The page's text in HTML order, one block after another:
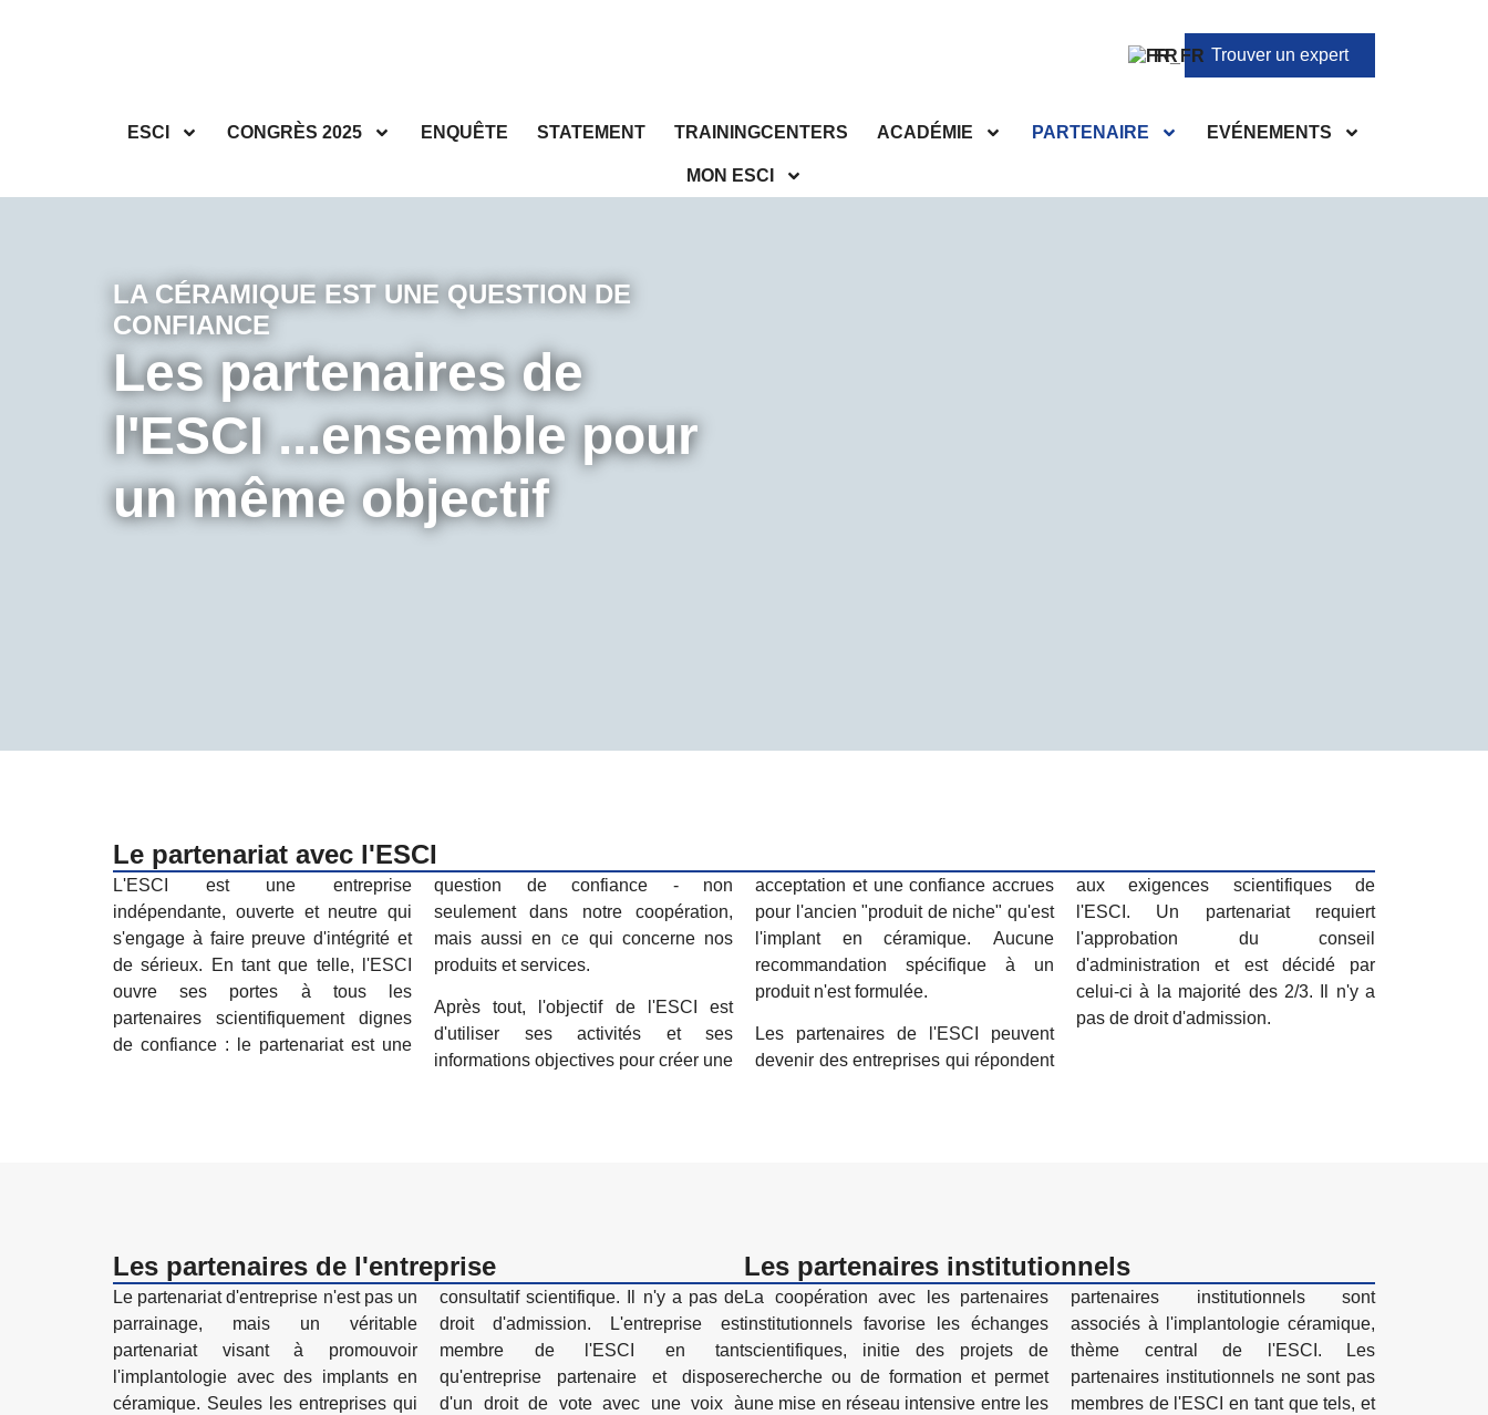
FR Trouver un expert
ESCI CONGRÈS 2025 ENQUÊTE STATEMENT TRAININGCENTERS ACADÉMIE PARTENAIRE EVÉNEMENTS
MON ESCI
LA CÉRAMIQUE EST UNE QUESTION DE
CONFIANCE
Les partenaires de
l'ESCI ...ensemble pour
un même objectif
Le partenariat avec l'ESCI
L'ESCI est une entreprise
indépendante, ouverte et neutre qui
s'engage à faire preuve d'intégrité et
de sérieux. En tant que telle, l'ESCI
ouvre ses portes à tous les
partenaires scientifiquement dignes
de confiance : le partenariat est une
question de confiance - non
seulement dans notre coopération,
mais aussi en ce qui concerne nos
produits et services.
Après tout, l'objectif de l'ESCI est
d'utiliser ses activités et ses
informations objectives pour créer une
acceptation et une confiance accrues
pour l'ancien "produit de niche" qu'est
l'implant en céramique. Aucune
recommandation spécifique à un
produit n'est formulée.
Les partenaires de l'ESCI peuvent
devenir des entreprises qui répondent
aux exigences scientifiques de
l'ESCI. Un partenariat requiert
l'approbation du conseil
d'administration et est décidé par
celui-ci à la majorité des 2/3. Il n'y a
pas de droit d'admission.
Les partenaires de l'entreprise
Le partenariat d'entreprise n'est pas un
parrainage, mais un véritable
partenariat visant à promouvoir
l'implantologie avec des implants en
céramique. Seules les entreprises qui
consultatif scientifique. Il n'y a pas de
droit d'admission. L'entreprise est
membre de l'ESCI en tant
qu'entreprise partenaire et dispose
d'un droit de vote avec une voix à
Les partenaires institutionnels
La coopération avec les partenaires
institutionnels favorise les échanges
scientifiques, initie des projets de
recherche ou de formation et permet
une mise en réseau intensive entre les
partenaires institutionnels sont
associés à l'implantologie céramique,
thème central de l'ESCI. Les
partenaires institutionnels ne sont pas
membres de l'ESCI en tant que tels, et